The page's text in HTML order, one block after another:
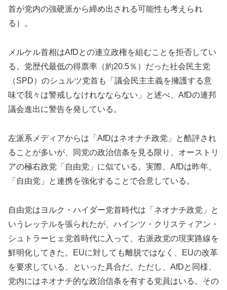
首が党内の強硬派から締め出される可能性も考えられ
る）。
メルケル首相はAfDとの連立政権を組むことを拒否してい
る。党歴代最低の得票率（約20.5％）だった社会民主党
（SPD）のシュルツ党首も「議会民主主義を擁護する意
味で我々は警戒しなけれなならない」と述べ、AfDの連邦
議会進出に警告を発している。
左派系メディアからは「AfDはネオナチ政党」と酷評され
ることが多いが、同党の政治信条を見る限り、オーストリ
アの極右政党「自由党」に似ている。実際、AfDは昨年、
「自由党」と連携を強化することで合意している。
自由党はヨルク・ハイダー党首時代は「ネオナチ政党」と
いうレッテルを張られたが、ハインツ・クリスティアン・
シュトラーヒェ党首時代に入って、右派政党の現実路線を
鮮明化してきた。EUに対しても離脱ではなく、EUの改革
を要求している、といった具合だ。ただし、AfDと同様、
党内にはネオナチ的な政治信条を有する党員はいる。その